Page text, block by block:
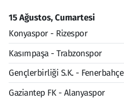
15 Ağustos, Cumartesi
Konyaspor - Rizespor
Kasımpaşa - Trabzonspor
Gençlerbirliği S.K. - Fenerbahçe
Gaziantep FK - Alanyaspor